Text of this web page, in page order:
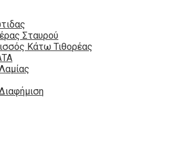
Σταυρού
Κάτω Τιθορέας